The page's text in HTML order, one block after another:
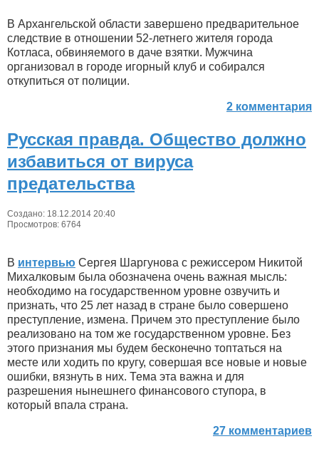
В Архангельской области завершено предварительное
следствие в отношении 52-летнего жителя города
Котласа, обвиняемого в даче взятки. Мужчина
организовал в городе игорный клуб и собирался
откупиться от полиции.
2 комментария
Русская правда. Общество должно
избавиться от вируса
предательства
Создано: 18.12.2014 20:40
Просмотров: 6764
В интервью Сергея Шаргунова с режиссером Никитой
Михалковым была обозначена очень важная мысль:
необходимо на государственном уровне озвучить и
признать, что 25 лет назад в стране было совершено
преступление, измена. Причем это преступление было
реализовано на том же государственном уровне. Без
этого признания мы будем бесконечно топтаться на
месте или ходить по кругу, совершая все новые и новые
ошибки, вязнуть в них. Тема эта важна и для
разрешения нынешнего финансового ступора, в
который впала страна.
27 комментариев